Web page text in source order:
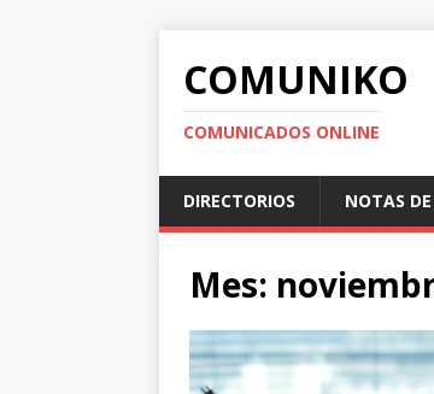
COMUNIKO
COMUNICADOS ONLINE
DIRECTORIOS NOTAS
Mes: